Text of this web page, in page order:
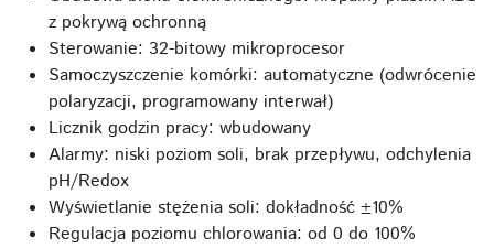
z pokrywą ochronną
Sterowanie: 32-bitowy mikroprocesor
Samoczyszczenie komórki: automatyczne (odwrócenie
polaryzacji, programowany interwał)
Licznik godzin pracy: wbudowany
Alarmy: niski poziom soli, brak przepływu, odchylenia
pH/Redox
Wyświetlanie stężenia soli: dokładność ±10%
Regulacja poziomu chlorowania: od 0 do 100%